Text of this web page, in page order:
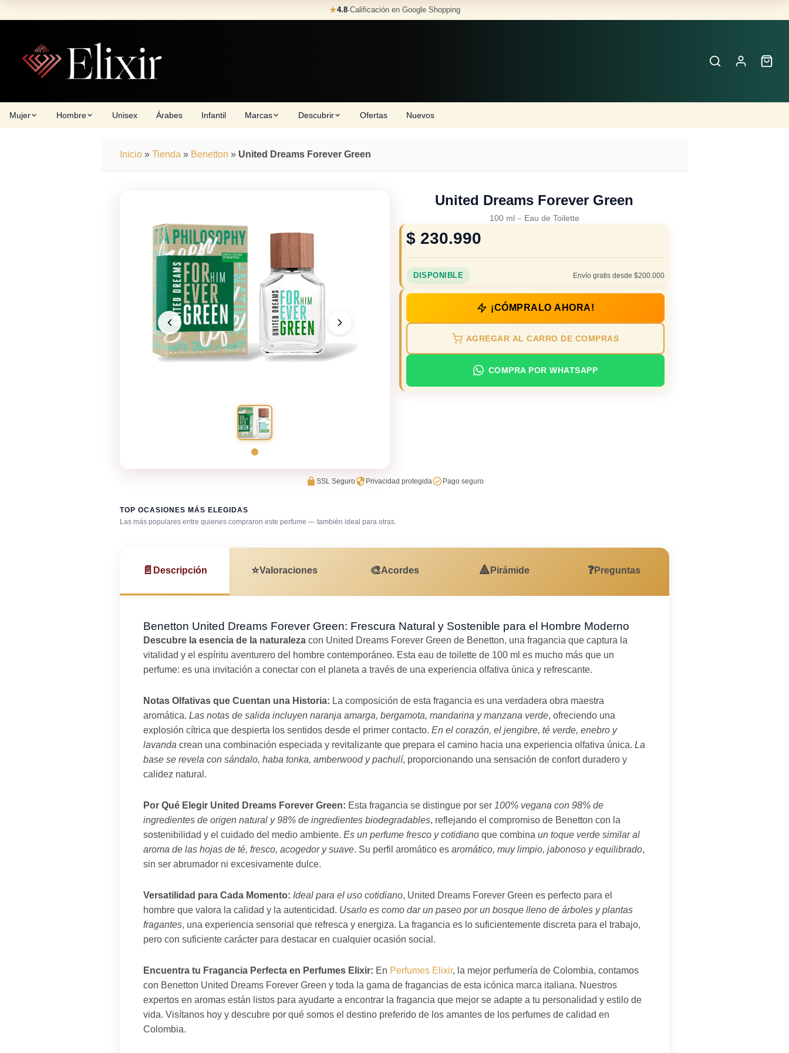
to
★4.8·Calificación en Google Shopping
Mujer Hombre Unisex Árabes Infantil Marcas Descubrir Ofertas Nuevos
Inicio » Tienda » Benetton » United Dreams Forever Green
United Dreams Forever Green
100 ml – Eau de Toilette
$ 230.990
DISPONIBLE Envío gratis desde $200.000
¡CÓMPRALO AHORA!
AGREGAR AL CARRO DE COMPRAS
COMPRA POR WHATSAPP
SSL Seguro Privacidad protegida Pago seguro
TOP OCASIONES MÁS ELEGIDAS
Las más populares entre quienes compraron este perfume — también ideal para otras.
Gimnasio Trabajo en oficina
📄 Descripción ⭐Valoraciones 🎨Acordes 🔺 Pirámide ❓Preguntas
Benetton United Dreams Forever Green: Frescura Natural y Sostenible para el Hombre Moderno
Descubre la esencia de la naturaleza con United Dreams Forever Green de Benetton, una fragancia que captura la
vitalidad y el espíritu aventurero del hombre contemporáneo. Esta eau de toilette de 100 ml es mucho más que un
perfume: es una invitación a conectar con el planeta a través de una experiencia olfativa única y refrescante.
Notas Olfativas que Cuentan una Historia: La composición de esta fragancia es una verdadera obra maestra
aromática. Las notas de salida incluyen naranja amarga, bergamota, mandarina y manzana verde, ofreciendo una
explosión cítrica que despierta los sentidos desde el primer contacto. En el corazón, el jengibre, té verde, enebro y
lavanda crean una combinación especiada y revitalizante que prepara el camino hacia una experiencia olfativa única. La
base se revela con sándalo, haba tonka, amberwood y pachulí, proporcionando una sensación de confort duradero y
calidez natural.
Por Qué Elegir United Dreams Forever Green: Esta fragancia se distingue por ser 100% vegana con 98% de
ingredientes de origen natural y 98% de ingredientes biodegradables, reflejando el compromiso de Benetton con la
sostenibilidad y el cuidado del medio ambiente. Es un perfume fresco y cotidiano que combina un toque verde similar al
aroma de las hojas de té, fresco, acogedor y suave. Su perfil aromático es aromático, muy limpio, jabonoso y equilibrado,
sin ser abrumador ni excesivamente dulce.
Versatilidad para Cada Momento: Ideal para el uso cotidiano, United Dreams Forever Green es perfecto para el
hombre que valora la calidad y la autenticidad. Usarlo es como dar un paseo por un bosque lleno de árboles y plantas
fragantes, una experiencia sensorial que refresca y energiza. La fragancia es lo suficientemente discreta para el trabajo,
pero con suficiente carácter para destacar en cualquier ocasión social.
Encuentra tu Fragancia Perfecta en Perfumes Elixir: En Perfumes Elixir, la mejor perfumería de Colombia, contamos
con Benetton United Dreams Forever Green y toda la gama de fragancias de esta icónica marca italiana. Nuestros
expertos en aromas están listos para ayudarte a encontrar la fragancia que mejor se adapte a tu personalidad y estilo de
vida. Visítanos hoy y descubre por qué somos el destino preferido de los amantes de los perfumes de calidad en
Colombia.